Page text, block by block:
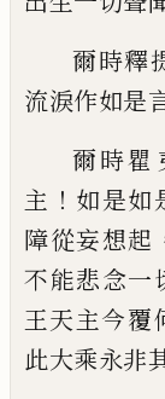
爾時釋
流淚作如是
爾時瞿
主 ！ 如是如
障從妄想起
不能悲念一
王天主今覆
此大乘永非